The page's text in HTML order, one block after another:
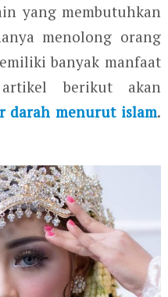
yang membutuhkan
menolong orang
banyak manfaat
berikut akan
darah menurut islam.